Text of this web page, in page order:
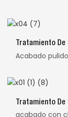
Tratamiento
Acabado pulido
Tratamiento
acabado con